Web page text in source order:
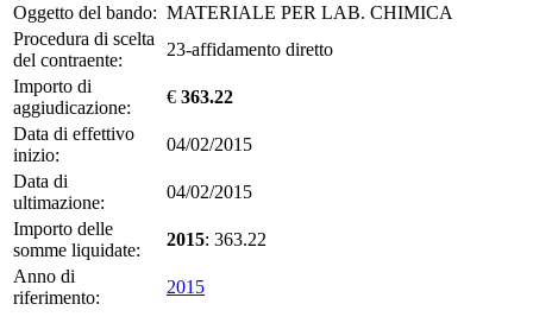
Oggetto del bando: MATERIALE PER LAB. CHIMICA
Procedura di scelta
del contraente:
23-affidamento diretto
Importo di
aggiudicazione:
€ 363.22
Data di effettivo
inizio:
04/02/2015
Data di
ultimazione:
04/02/2015
Importo delle
somme liquidate:
2015: 363.22
Anno di
riferimento:
2015